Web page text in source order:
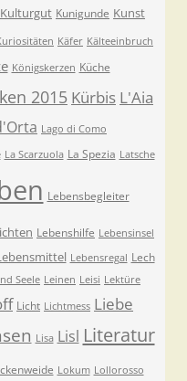
Kulturgut Kunigunde Kunst
Käfer Kälteeinbruch
Königskerzen Küche
2015 Kürbis L'Aia
Lago di Como
La Scarzuola La Spezia Latsche
Lebensbegleiter
Lebenshilfe Lebensinsel
Lebensregal Lech
Seele Leinen Leisi Lektüre
Licht Lichtmess Liebe
Lisa Lisl Literatur
Lokum Lollorosso